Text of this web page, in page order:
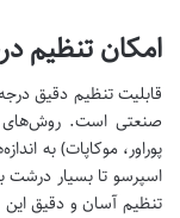
امکان تنظیم
قابلیت تنظیم دقیق
صنعتی است. روش‌های
پوراور، موکاپات) به
اسپرسو تا بسیار
تنظیم آسان و دقیق